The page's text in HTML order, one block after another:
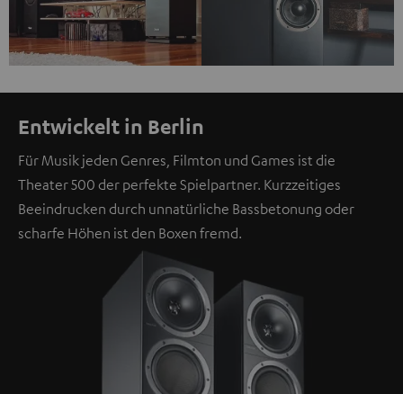
Entwickelt in Berlin
Für Musik jeden Genres, Filmton und Games ist die
Theater 500 der perfekte Spielpartner. Kurzzeitiges
Beeindrucken durch unnatürliche Bassbetonung oder
scharfe Höhen ist den Boxen fremd.